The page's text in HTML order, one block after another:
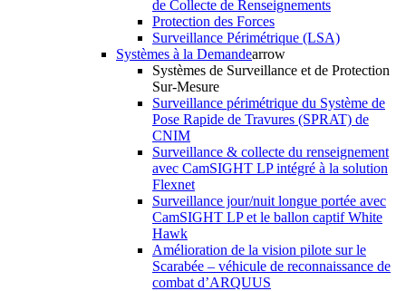
de Collecte de Renseignements
Protection des Forces
Surveillance Périmétrique (LSA)
Systèmes à la Demandearrow
Systèmes de Surveillance et de Protection
Sur-Mesure
Surveillance périmétrique du Système de
Pose Rapide de Travures (SPRAT) de
CNIM
Surveillance & collecte du renseignement
avec CamSIGHT LP intégré à la solution
Flexnet
Surveillance jour/nuit longue portée avec
CamSIGHT LP et le ballon captif White
Hawk
Amélioration de la vision pilote sur le
Scarabée – véhicule de reconnaissance de
combat d’ARQUUS